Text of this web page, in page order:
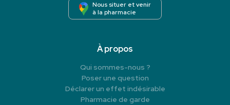
Nous situer et venir
à la pharmacie
À propos
Qui sommes-nous ?
Poser une question
Déclarer un effet indésirable
Pharmacie de garde